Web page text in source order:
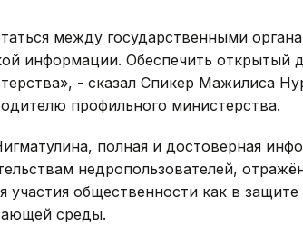
между государственными
информации. Обеспечить открытый
- сказал Спикер Мажилиса
профильного министерства.
полная и достоверная
недропользователей,
участия общественности как в
среды.